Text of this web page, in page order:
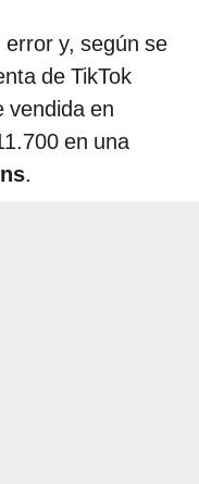
y, según se
de TikTok
vendida en
en una
.